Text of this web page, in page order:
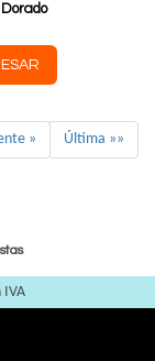
» Última »»
IVA